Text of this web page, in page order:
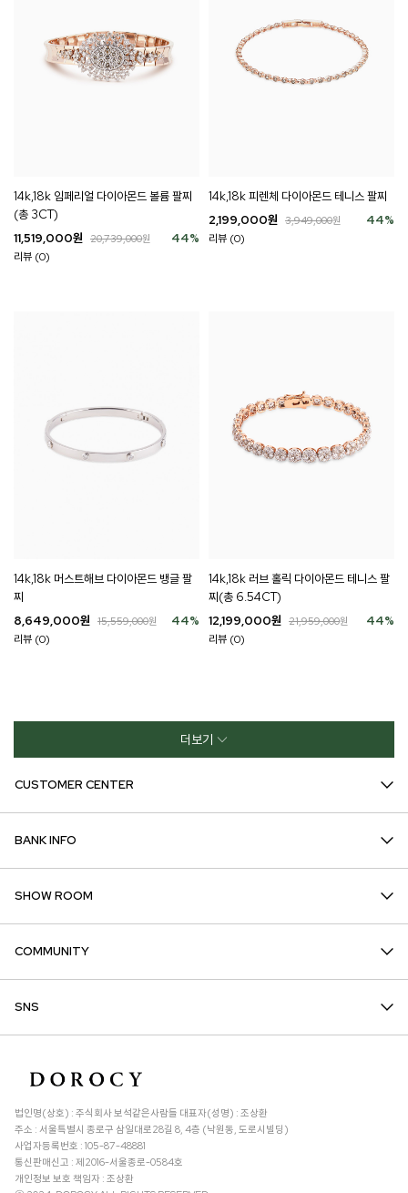
14k,18k 임페리얼 다이아몬드 볼륨 팔찌
(총 3CT)
44%
11,519,000원 20,739,000원
리뷰 (0)
14k,18k 피렌체 다이아몬드 테니스 팔찌
44%
2,199,000원 3,949,000원
리뷰 (0)
14k,18k 머스트해브 다이아몬드 뱅글 팔
찌
44%
8,649,000원 15,559,000원
리뷰 (0)
14k,18k 러브 홀릭 다이아몬드 테니스 팔
찌(총 6.54CT)
44%
12,199,000원 21,959,000원
리뷰 (0)
더보기
CUSTOMER CENTER
BANK INFO
SHOW ROOM
COMMUNITY
SNS
법인명(상호) : 주식회사 보석같은사람들 대표자(성명) : 조상환
주소 : 서울특별시 종로구 삼일대로28길 8, 4층 (낙원동, 도로시빌딩)
사업자등록번호 : 105-87-48881
통신판매신고 : 제2016-서울종로-0584호
개인정보 보호 책임자 : 조상환